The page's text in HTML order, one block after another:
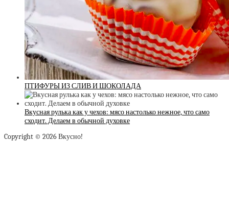
ПТИФУРЫ ИЗ СЛИВ И ШОКОЛАДА
Вкусная рулька как у чехов: мясо настолько нежное, что само
сходит. Делаем в обычной духовке
Copyright © 2026 Вкусно!